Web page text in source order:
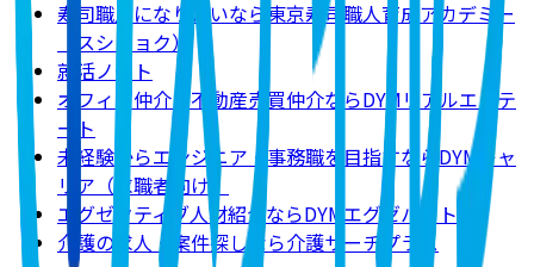
寿司職人になりたいなら東京寿司職人育成アカデミー
（スシショク）
就活ノート
オフィス仲介・不動産売買仲介ならDYMリアルエステ
ート
未経験からエンジニア・事務職を目指すならDYMキャ
リア（求職者向け）
エグゼクティブ人材紹介ならDYMエグゼパート
介護の求人・案件探しなら介護サーチプラス